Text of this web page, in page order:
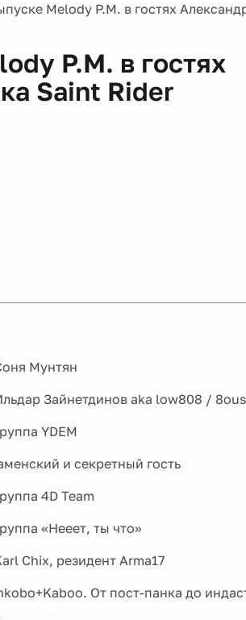
Melody P.M. в гостях
P.M. в гостях
Saint Rider
Мунтян
Зайнетдинов aka low808 /
YDEM
и секретный гость
4D Team
«Нееет, ты что»
Chix, резидент Arma17
От пост-панка до